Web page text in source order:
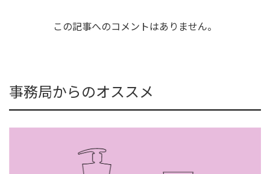
この記事へのコメントはありません。
事務局からのオススメ